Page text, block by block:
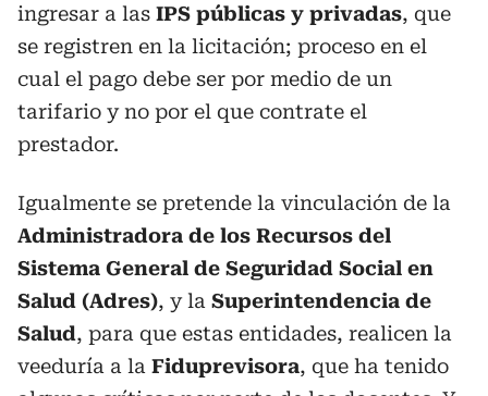
ingresar a las IPS públicas y privadas, que
se registren en la licitación; proceso en el
cual el pago debe ser por medio de un
tarifario y no por el que contrate el
prestador.
Igualmente se pretende la vinculación de la
Administradora de los Recursos del
Sistema General de Seguridad Social en
Salud (Adres), y la Superintendencia de
Salud, para que estas entidades, realicen la
veeduría a la Fiduprevisora, que ha tenido